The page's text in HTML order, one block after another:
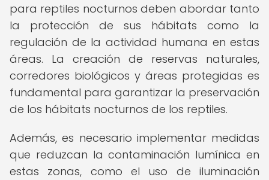
para reptiles nocturnos deben abordar tanto
la protección de sus hábitats como la
regulación de la actividad humana en estas
áreas. La creación de reservas naturales,
corredores biológicos y áreas protegidas es
fundamental para garantizar la preservación
de los hábitats nocturnos de los reptiles.
Además, es necesario implementar medidas
que reduzcan la contaminación lumínica en
estas zonas, como el uso de iluminación